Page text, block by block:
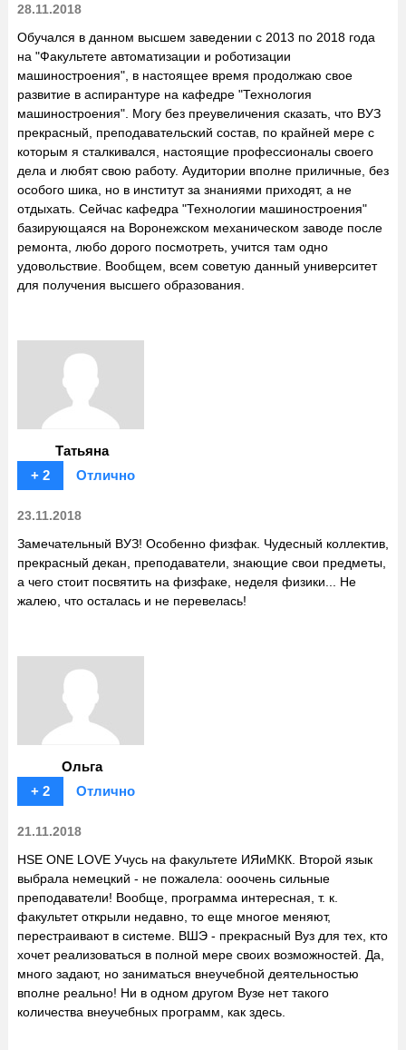
28.11.2018
Обучался в данном высшем заведении с 2013 по 2018 года
на "Факультете автоматизации и роботизации
машиностроения", в настоящее время продолжаю свое
развитие в аспирантуре на кафедре "Технология
машиностроения". Могу без преувеличения сказать, что ВУЗ
прекрасный, преподавательский состав, по крайней мере с
которым я сталкивался, настоящие профессионалы своего
дела и любят свою работу. Аудитории вполне приличные, без
особого шика, но в институт за знаниями приходят, а не
отдыхать. Сейчас кафедра "Технологии машиностроения"
базирующаяся на Воронежском механическом заводе после
ремонта, любо дорого посмотреть, учится там одно
удовольствие. Вообщем, всем советую данный университет
для получения высшего образования.
Татьяна
+ 2
Отлично
23.11.2018
Замечательный ВУЗ! Особенно физфак. Чудесный коллектив,
прекрасный декан, преподаватели, знающие свои предметы,
а чего стоит посвятить на физфаке, неделя физики... Не
жалею, что осталась и не перевелась!
Ольга
+ 2
Отлично
21.11.2018
HSE ONE LOVE Учусь на факультете ИЯиМКК. Второй язык
выбрала немецкий - не пожалела: ооочень сильные
преподаватели! Вообще, программа интересная, т. к.
факультет открыли недавно, то еще многое меняют,
перестраивают в системе. ВШЭ - прекрасный Вуз для тех, кто
хочет реализоваться в полной мере своих возможностей. Да,
много задают, но заниматься внеучебной деятельностью
вполне реально! Ни в одном другом Вузе нет такого
количества внеучебных программ, как здесь.